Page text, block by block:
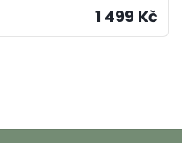
1 499 Kč